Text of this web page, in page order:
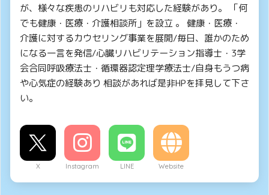
が、様々な疾患のリハビリも対応した経験があり。 「何
でも健康・医療・介護相談所」を設立 。 健康・医療・
介護に対するカウセリング事業を展開/毎日、誰かのため
になる一言を発信/心臓リハビリテーション指導士・3学
会合同呼吸療法士・循環器認定理学療法士/自身もうつ病
や心気症の経験あり 相談があれば是非HPを拝見して下さ
い。
X Instagram LINE Website